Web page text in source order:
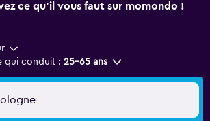
ce qu'il vous faut sur momondo !
qui conduit : 25-65 ans